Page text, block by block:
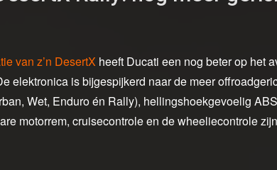
van z’n DesertX heeft Ducati een nog beter op het
elektronica is bijgespijkerd naar de meer
Wet, Enduro én Rally), hellingshoekgevoelig
motorrem, cruisecontrole en de wheeliecontrole